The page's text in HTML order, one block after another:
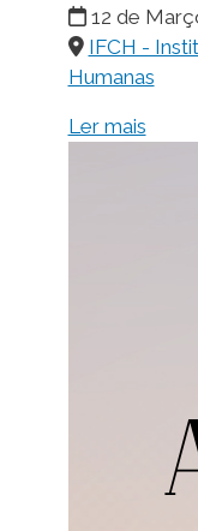
12 de
IFCH -
Humanas
Ler mais